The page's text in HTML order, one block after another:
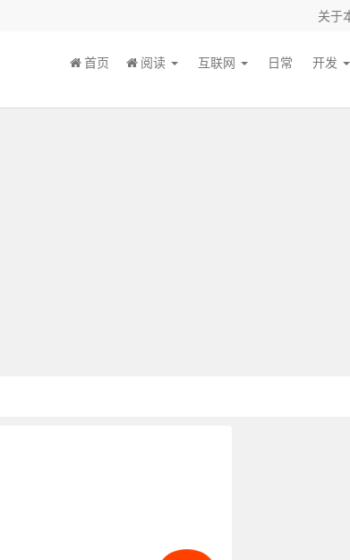
关于
首页 阅读 互联网 日常 开发